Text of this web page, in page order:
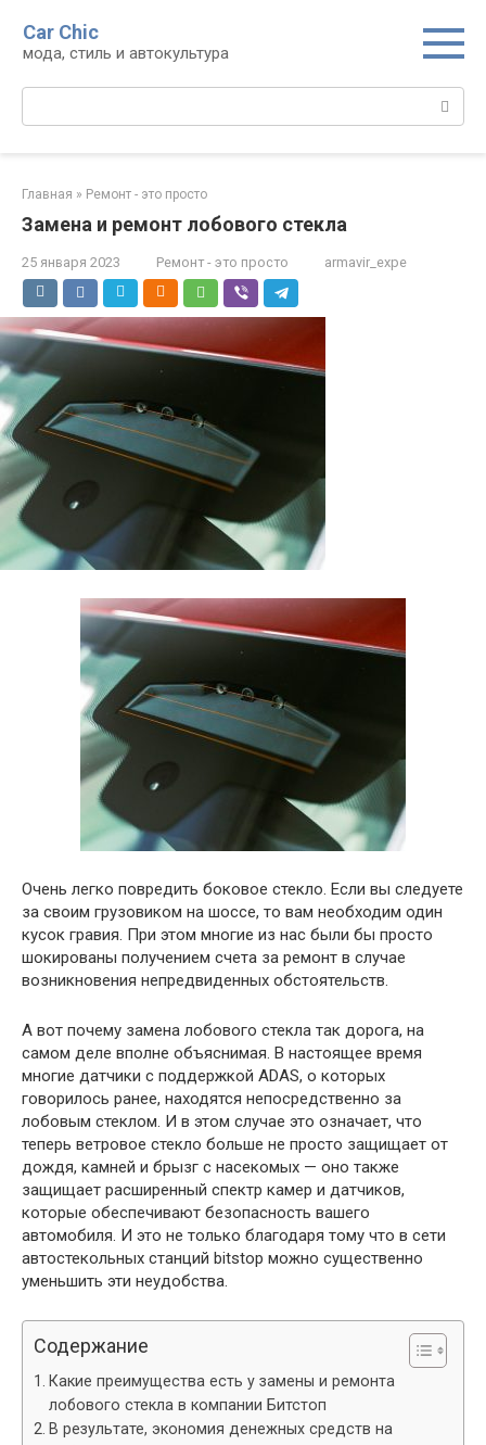
контенту
Car Chic
мода, стиль и автокультура
Поиск:
Главная » Ремонт - это просто
Замена и ремонт лобового стекла
25 января 2023 Ремонт - это просто armavir_expe
Очень легко повредить боковое стекло. Если вы следуете
за своим грузовиком на шоссе, то вам необходим один
кусок гравия. При этом многие из нас были бы просто
шокированы получением счета за ремонт в случае
возникновения непредвиденных обстоятельств.
А вот почему замена лобового стекла так дорога, на
самом деле вполне объяснимая. В настоящее время
многие датчики с поддержкой ADAS, о которых
говорилось ранее, находятся непосредственно за
лобовым стеклом. И в этом случае это означает, что
теперь ветровое стекло больше не просто защищает от
дождя, камней и брызг с насекомых — оно также
защищает расширенный спектр камер и датчиков,
которые обеспечивают безопасность вашего
автомобиля. И это не только благодаря тому что в сети
автостекольных станций bitstop можно существенно
уменьшить эти неудобства.
Содержание
Какие преимущества есть у замены и ремонта
лобового стекла в компании Битстоп
В результате, экономия денежных средств на